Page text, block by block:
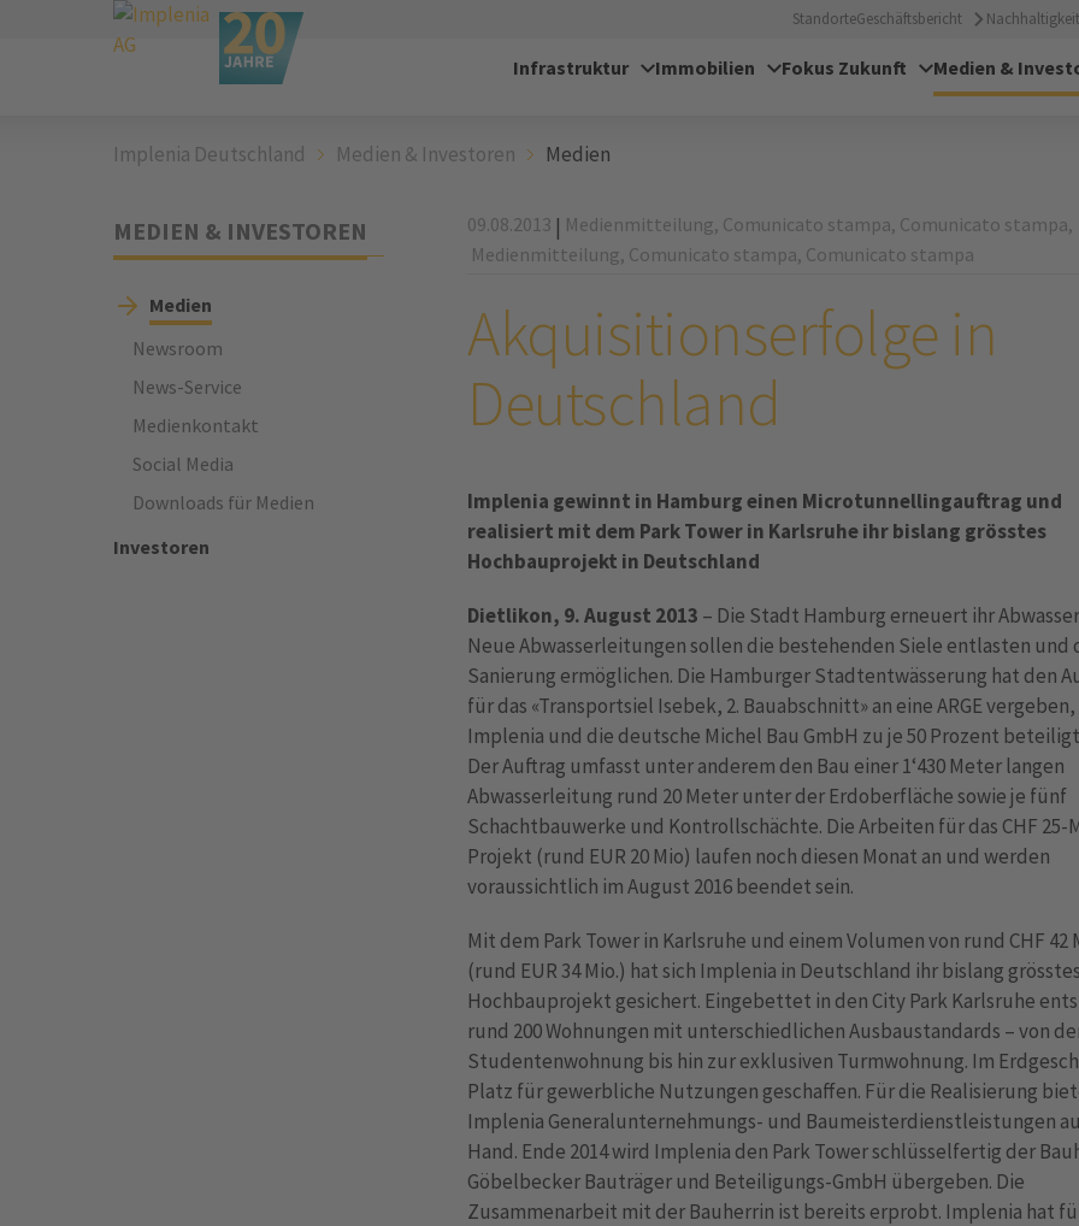
StandorteGeschäftsbericht
Infrastruktur Immobilien Fokus Zukunft Medien &
Implenia Deutschland Medien & Investoren Medien
MEDIEN & INVESTOREN
Medien
Newsroom
News-Service
Medienkontakt
Social Media
Downloads für Medien
Investoren
09.08.2013 | Medienmitteilung, Comunicato stampa, Comunicato stampa,
Medienmitteilung, Comunicato stampa, Comunicato stampa
Akquisitionserfolge in
Deutschland
Implenia gewinnt in Hamburg einen Microtunnellingauftrag und
realisiert mit dem Park Tower in Karlsruhe ihr bislang grösstes
Hochbauprojekt in Deutschland
Dietlikon, 9. August 2013 – Die Stadt Hamburg erneuert ihr
Neue Abwasserleitungen sollen die bestehenden Siele entlasten und
Sanierung ermöglichen. Die Hamburger Stadtentwässerung hat den
für das «Transportsiel Isebek, 2. Bauabschnitt» an eine ARGE
Implenia und die deutsche Michel Bau GmbH zu je 50 Prozent
Der Auftrag umfasst unter anderem den Bau einer 1‘430 Meter langen
Abwasserleitung rund 20 Meter unter der Erdoberfläche sowie je fünf
Schachtbauwerke und Kontrollschächte. Die Arbeiten für das CHF 25-
Projekt (rund EUR 20 Mio) laufen noch diesen Monat an und werden
voraussichtlich im August 2016 beendet sein.
Mit dem Park Tower in Karlsruhe und einem Volumen von rund CHF 42
(rund EUR 34 Mio.) hat sich Implenia in Deutschland ihr bislang
Hochbauprojekt gesichert. Eingebettet in den City Park Karlsruhe
rund 200 Wohnungen mit unterschiedlichen Ausbaustandards – von
Studentenwohnung bis hin zur exklusiven Turmwohnung. Im
Platz für gewerbliche Nutzungen geschaffen. Für die Realisierung
Implenia Generalunternehmungs- und Baumeisterdienstleistungen
Hand. Ende 2014 wird Implenia den Park Tower schlüsselfertig der
Göbelbecker Bauträger und Beteiligungs-GmbH übergeben. Die
Zusammenarbeit mit der Bauherrin ist bereits erprobt. Implenia hat